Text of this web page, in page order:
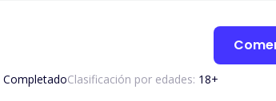
CompletadoClasificación por edades: 18+